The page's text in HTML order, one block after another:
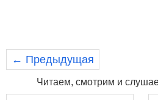
← Предыдущая
Читаем, смотрим и